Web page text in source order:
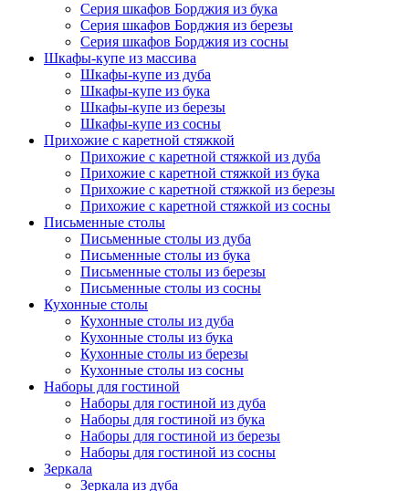
Серия шкафов Борджия из бука
Серия шкафов Борджия из березы
Серия шкафов Борджия из сосны
Шкафы-купе из массива
Шкафы-купе из дуба
Шкафы-купе из бука
Шкафы-купе из березы
Шкафы-купе из сосны
Прихожие с каретной стяжкой
Прихожие с каретной стяжкой из дуба
Прихожие с каретной стяжкой из бука
Прихожие с каретной стяжкой из березы
Прихожие с каретной стяжкой из сосны
Письменные столы
Письменные столы из дуба
Письменные столы из бука
Письменные столы из березы
Письменные столы из сосны
Кухонные столы
Кухонные столы из дуба
Кухонные столы из бука
Кухонные столы из березы
Кухонные столы из сосны
Наборы для гостиной
Наборы для гостиной из дуба
Наборы для гостиной из бука
Наборы для гостиной из березы
Наборы для гостиной из сосны
Зеркала
Зеркала из дуба